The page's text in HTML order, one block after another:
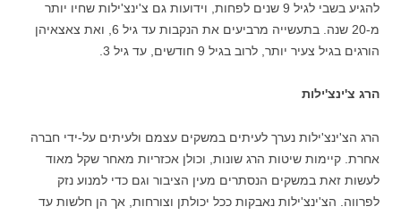
להגיע בשבי לגיל 9 שנים לפחות, וידועות גם צ'ינצ'ילות שחיו יותר
מ-20 שנה. בתעשייה מרביעים את הנקבות עד גיל 6, ואת צאצאיהן
הורגים בגיל צעיר יותר, לרוב בגיל 9 חודשים, עד גיל 3.
הרג צ'ינצ'ילות
הרג הצ'ינצ'ילות נערך לעיתים במשקים עצמם ולעיתים על-ידי חברה
אחרת. קיימות שיטות הרג שונות, וכולן אכזריות מאחר שקל מאוד
לעשות זאת במשקים הנסתרים מעין הציבור וגם כדי למנוע נזק
לפרווה. הצ'ינצ'ילות נאבקות ככל יכולתן וצורחות, אך הן חלשות עד